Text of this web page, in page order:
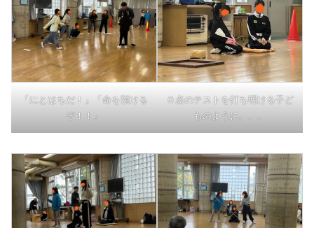
「にとはちだ！」「命を預ける
ぞ！！」
０点のテストを打ち明ける子ど
ものように。。。